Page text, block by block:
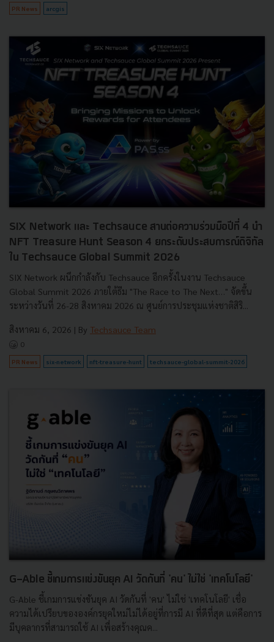
PR News arcgis
SIX Network และ Techsauce สานต่อความร่วมมือปีที่ 4 นำ
NFT Treasure Hunt Season 4 ยกระดับประสบการณ์ดิจิทัล
ใน Techsauce Global Summit 2026
SIX Network ผนึกกำลังกับ Techsauce อีกครั้งในงาน Techsauce
Global Summit 2026 ภายใต้ธีม "The Race to The Next…" จัดขึ้น
ระหว่างวันที่ 26-28 สิงหาคม 2026 ณ ศูนย์การประชุมแห่งชาติสิริ...
สิงหาคม 6, 2026 | By Techsauce Team
0
PR News six-network nft-treasure-hunt techsauce-global-summit-2026
G-Able ชี้เกมการแข่งขันยุค AI วัดกันที่ 'คน' ไม่ใช่ 'เทคโนโลยี'
G-Able ชี้เกมการแข่งขันยุค AI วัดกันที่ 'คน' ไม่ใช่ 'เทคโนโลยี' เชื่อ
ความได้เปรียบขององค์กรยุคใหม่ไม่ได้อยู่ที่การมี AI ที่ดีที่สุด แต่คือการ
มีบุคลากรที่สามารถใช้ AI เพื่อสร้างคุณค...